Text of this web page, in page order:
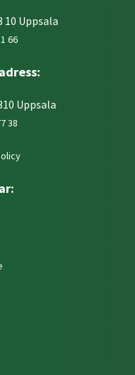
Uppsala
66
Uppsala
38